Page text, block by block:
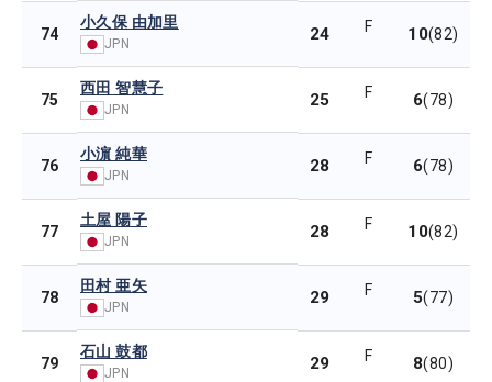
74
小久保 由加里
JPN 24 F 10(82)
75
西田 智慧子
JPN 25 F 6(78)
76
小濵 純華
JPN 28 F 6(78)
77
土屋 陽子
JPN 28 F 10(82)
78
田村 亜矢
JPN 29 F 5(77)
79
石山 鼓都
JPN 29 F 8(80)